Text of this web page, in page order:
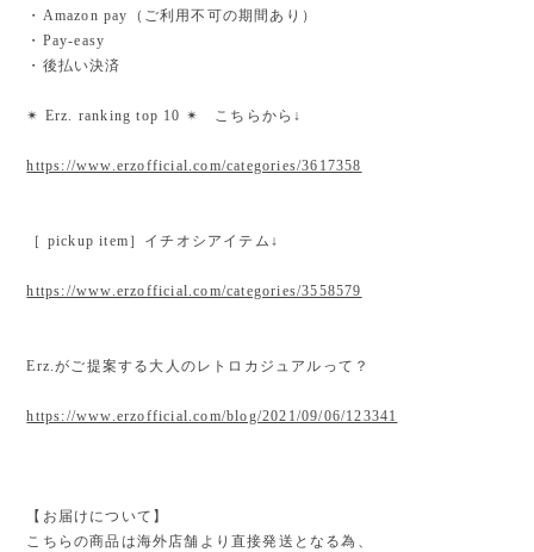
・Amazon pay（ご利用不可の期間あり）
・Pay-easy
・後払い決済
✴︎ Erz. ranking top 10 ✴︎ こちらから↓
https://www.erzofficial.com/categories/3617358
［ pickup item］イチオシアイテム↓
https://www.erzofficial.com/categories/3558579
Erz.がご提案する大人のレトロカジュアルって？
https://www.erzofficial.com/blog/2021/09/06/123341
【お届けについて】
こちらの商品は海外店舗より直接発送となる為、